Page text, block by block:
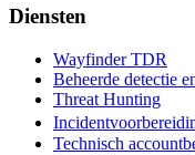
Diensten
Wayfinder TDR
Beheerde detectie
Threat Hunting
Technisch